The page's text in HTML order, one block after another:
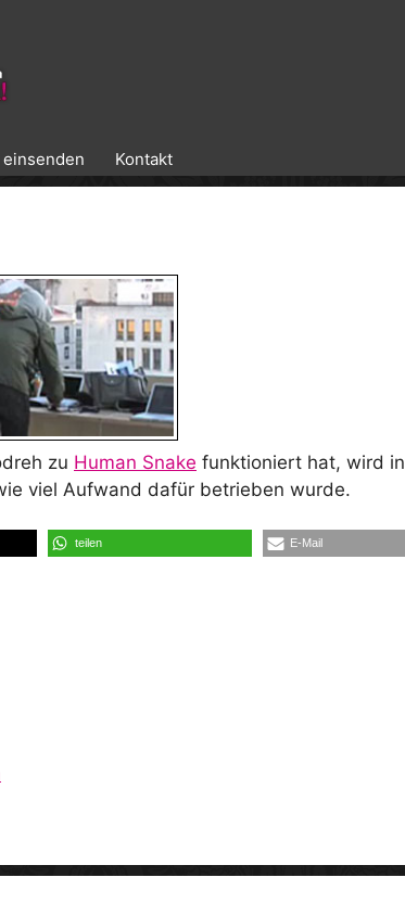
einsenden Kontakt
zu Human Snake funktioniert hat, wird in
viel Aufwand dafür betrieben wurde.
teilen E-Mail